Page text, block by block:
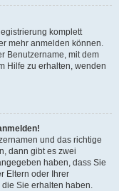
komplett
mehr anmelden können.
Benutzername, mit dem
Hilfe zu erhalten, wenden
und das richtige
dann gibt es zwei
haben, dass Sie
Eltern oder Ihrer
Sie erhalten haben.